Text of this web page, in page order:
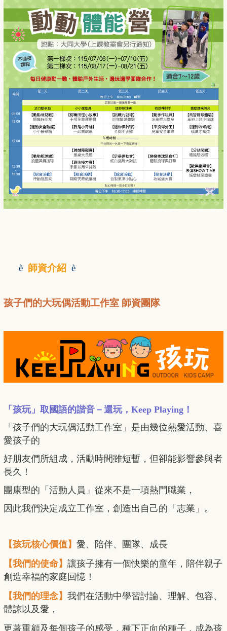
è 師資介紹 è
孩子們的大玩偶活動工作室 師資團隊
「孩玩」取國語的諧音－還玩，Keep Playing！
「孩子們的大玩偶活動工作室」是由幾位熱愛活動、喜
愛孩子的
好朋友們所組成，活動時間雖短暫，但卻能影響參與者
長久！
團康型的「活動人員」從來不是一項熱門職業，
因此我們決定成立工作室，創造出自己的「志業」。
【孩玩核心價值】 愛、陪伴、團隊、成長
【我們的使命】 讓孩子擁有一個快樂的童年，陪伴親子
創造幸福的家庭回憶！
【我們的理念】 我們在活動中學習討論、理解、包容、
體諒以及愛，
更著重顧及每個孩子的感受，種下正向的種子，成為孩